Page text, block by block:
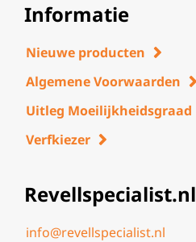
Informatie
Nieuwe producten
Algemene Voorwaarden
Uitleg Moeilijkheidsgraad
Verfkiezer
Revellspecialist.nl
info@revellspecialist.nl